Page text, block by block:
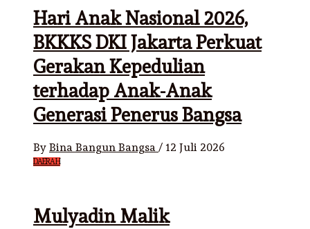
Hari Anak Nasional 2026,
BKKKS DKI Jakarta Perkuat
Gerakan Kepedulian
terhadap Anak-Anak
Generasi Penerus Bangsa
By Bina Bangun Bangsa / 12 Juli 2026
DAERAH
Mulyadin Malik